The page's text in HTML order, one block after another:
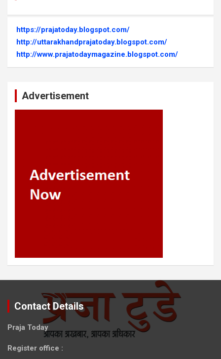
https://prajatoday.blogspot.com/
http://uttarakhandprajatoday.blogspot.com/
http://www.prajatodaymagazine.blogspot.com/
Advertisement
Contact Details
Praja Today
Register office :